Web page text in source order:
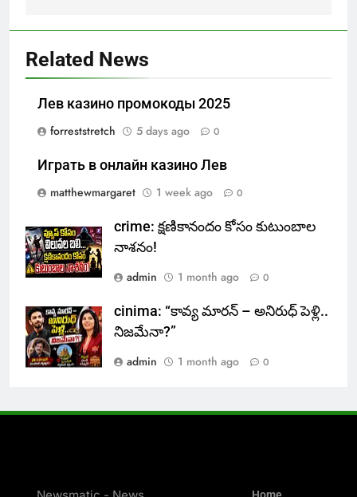
Related News
Лев казино промокоды 2025
forreststretch
5 days ago 0
Играть в онлайн казино Лев
matthewmargaret
1 week ago 0
crime: క్షణికానందం కోసం కుటుంబాల
నాశనం!
admin
1 month ago 0
cinima: “కావ్య మారన్ – అనిరుధ్ పెళ్లి..
నిజమేనా?”
admin
1 month ago 0